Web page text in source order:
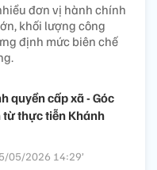
đơn vị hành chính
khối lượng công
định mức biên chế
quyền cấp xã - Góc
từ thực tiễn Khánh
05/2026 14:29’